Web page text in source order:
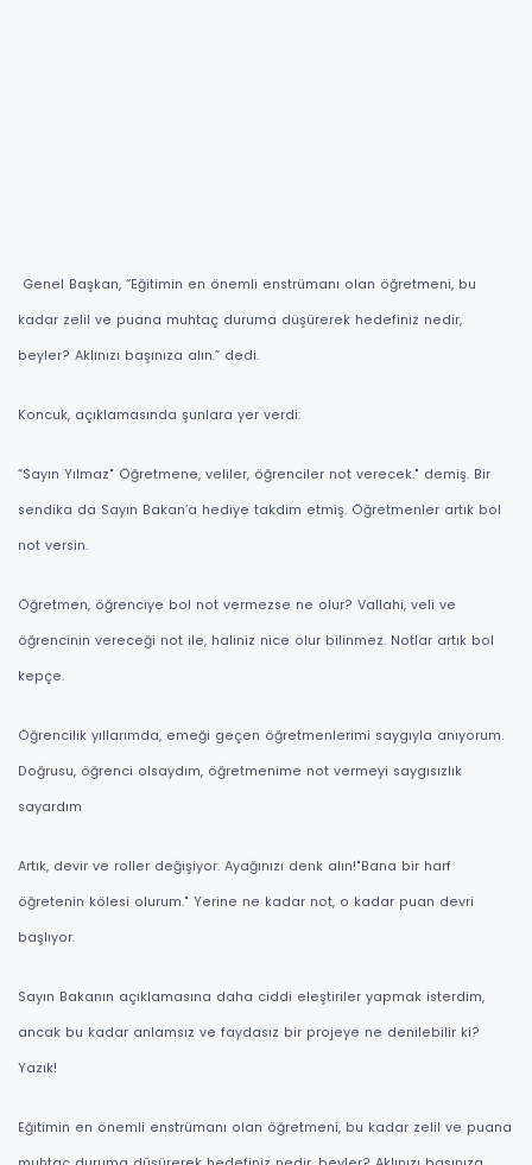
Genel Başkan, “Eğitimin en önemli enstrümanı olan öğretmeni, bu
kadar zelil ve puana muhtaç duruma düşürerek hedefiniz nedir,
beyler? Aklınızı başınıza alın.” dedi.
Koncuk, açıklamasında şunlara yer verdi:
“Sayın Yılmaz" Öğretmene, veliler, öğrenciler not verecek." demiş. Bir
sendika da Sayın Bakan’a hediye takdim etmiş. Öğretmenler artık bol
not versin.
Öğretmen, öğrenciye bol not vermezse ne olur? Vallahi, veli ve
öğrencinin vereceği not ile, haliniz nice olur bilinmez. Notlar artık bol
kepçe.
Öğrencilik yıllarımda, emeği geçen öğretmenlerimi saygıyla anıyorum.
Doğrusu, öğrenci olsaydım, öğretmenime not vermeyi saygısızlık
sayardım
Artık, devir ve roller değişiyor. Ayağınızı denk alın!"Bana bir harf
öğretenin kölesi olurum." Yerine ne kadar not, o kadar puan devri
başlıyor.
Sayın Bakanın açıklamasına daha ciddi eleştiriler yapmak isterdim,
ancak bu kadar anlamsız ve faydasız bir projeye ne denilebilir ki?
Yazık!
Eğitimin en önemli enstrümanı olan öğretmeni, bu kadar zelil ve puana